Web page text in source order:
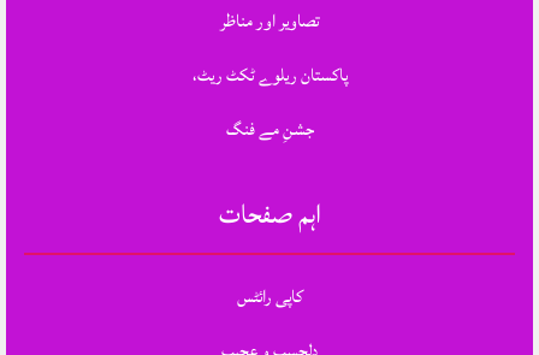
تصاویر اور مناظر
پاکستان ریلوے ٹکٹ ریٹ،
جشنِ مے فنگ
اہم صفحات
کاپی رائٹس